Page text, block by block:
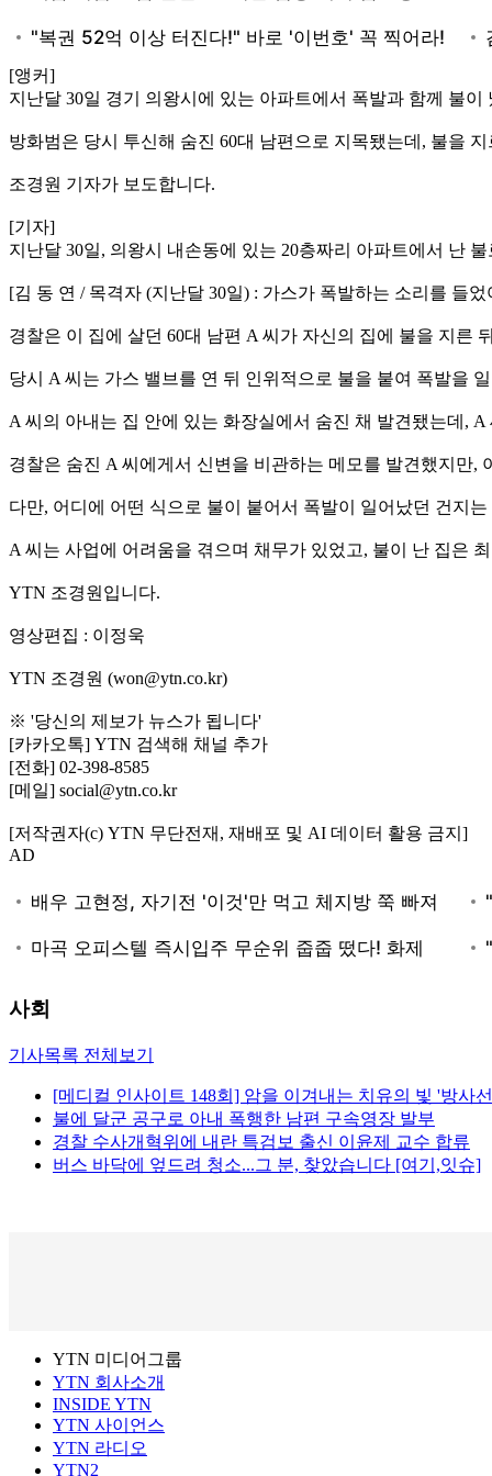
[앵커]
지난달 30일 경기 의왕시에 있는 아파트에서 폭발과 함께 불
방화범은 당시 투신해 숨진 60대 남편으로 지목됐는데, 불을
조경원 기자가 보도합니다.
[기자]
지난달 30일, 의왕시 내손동에 있는 20층짜리 아파트에서 난
[김 동 연 / 목격자 (지난달 30일) : 가스가 폭발하는 소리를 들
경찰은 이 집에 살던 60대 남편 A 씨가 자신의 집에 불을 지른
당시 A 씨는 가스 밸브를 연 뒤 인위적으로 불을 붙여 폭발을
A 씨의 아내는 집 안에 있는 화장실에서 숨진 채 발견됐는데,
경찰은 숨진 A 씨에게서 신변을 비관하는 메모를 발견했지만
다만, 어디에 어떤 식으로 불이 붙어서 폭발이 일어났던 건지
A 씨는 사업에 어려움을 겪으며 채무가 있었고, 불이 난 집은
YTN 조경원입니다.
영상편집 : 이정욱
YTN 조경원 (won@ytn.co.kr)
※ '당신의 제보가 뉴스가 됩니다'
[카카오톡] YTN 검색해 채널 추가
[전화] 02-398-8585
[메일] social@ytn.co.kr
[저작권자(c) YTN 무단전재, 재배포 및 AI 데이터 활용 금지]
AD
사회
기사목록 전체보기
[메디컬 인사이트 148회] 암을 이겨내는 치유의 빛 '방사
불에 달군 공구로 아내 폭행한 남편 구속영장 발부
경찰 수사개혁위에 내란 특검보 출신 이윤제 교수 합류
버스 바닥에 엎드려 청소...그 분, 찾았습니다 [여기,잇슈]
YTN 미디어그룹
YTN 회사소개
INSIDE YTN
YTN 사이언스
YTN 라디오
YTN2